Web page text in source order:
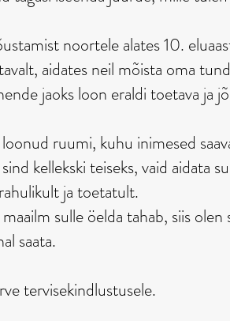
noortele alates 10.
aidates neil mõista oma
jaoks loon eraldi toetava ja
ruumi, kuhu inimesed
kellekski teiseks, vaid aidata
ja toetatult.
sulle öelda tahab, siis olen
saata.
tervisekindlustusele.